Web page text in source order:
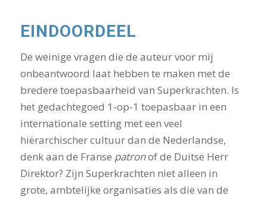
EINDOORDEEL
De weinige vragen die de auteur voor mij
onbeantwoord laat hebben te maken met de
bredere toepasbaarheid van Superkrachten. Is
het gedachtegoed 1-op-1 toepasbaar in een
internationale setting met een veel
hiërarchischer cultuur dan de Nederlandse,
denk aan de Franse patronof de Duitse Herr
Direktor? Zijn Superkrachten niet alleen in
grote, ambtelijke organisaties als die van de